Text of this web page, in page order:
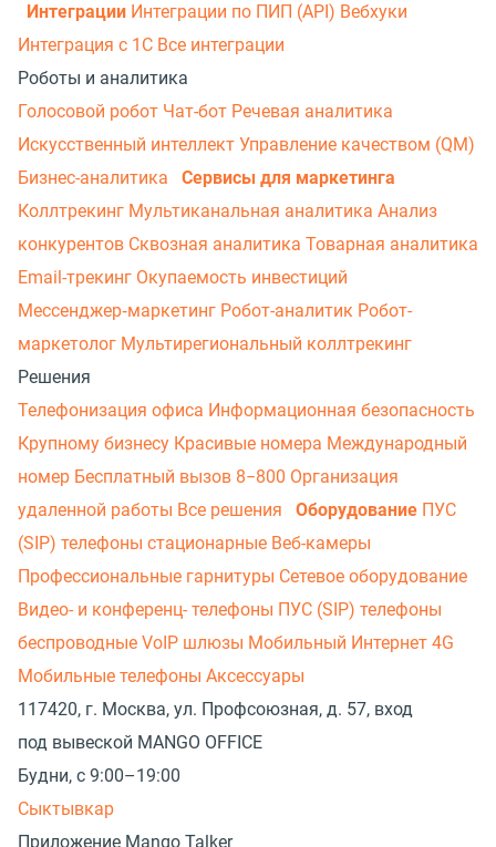
Интеграции Интеграции по ПИП (API) Вебхуки
Интеграция с 1С Все интеграции
Роботы и аналитика
Голосовой робот Чат-бот Речевая аналитика
Искусственный интеллект Управление качеством (QM)
Бизнес-аналитика
Сервисы для маркетинга
Коллтрекинг Мультиканальная аналитика Анализ
конкурентов Сквозная аналитика Товарная аналитика
Email-трекинг Окупаемость инвестиций
Мессенджер‑маркетинг Робот-аналитик Робот-
маркетолог Мультирегиональный коллтрекинг
Решения
Телефонизация офиса Информационная безопасность
Крупному бизнесу Красивые номера Международный
номер Бесплатный вызов 8−800 Организация
удаленной работы Все решения Оборудование ПУС
(SIP) телефоны стационарные Веб-камеры
Профессиональные гарнитуры Сетевое оборудование
Видео- и конференц- телефоны ПУС (SIP) телефоны
беспроводные VoIP шлюзы Мобильный Интернет 4G
Мобильные телефоны Аксессуары
117420, г. Москва, ул. Профсоюзная, д. 57, вход
под вывеской MANGO OFFICE
Будни, с 9:00–19:00
Сыктывкар
Приложение Mango Talker